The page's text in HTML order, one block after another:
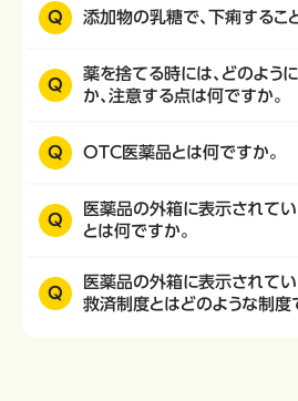
Q 添加物の乳糖で、下痢するこ
Q
薬を捨てる時には、どのよう
か、注意する点は何ですか。
Q OTC医薬品とは何ですか。
Q
医薬品の外箱に表示されてい
とは何ですか。
Q
医薬品の外箱に表示されて
救済制度とはどのような制度